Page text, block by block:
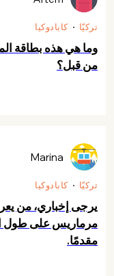
تركيّا كابادوكيا
وما هي هذه بطاقة
من قبل؟
تركيّا كابادوكيا
يرجى إخباري، من
مرماريس على طول
مقدمًا.
Marina